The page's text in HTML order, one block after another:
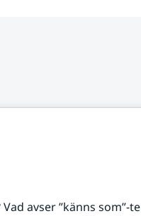
avser ”känns som”-